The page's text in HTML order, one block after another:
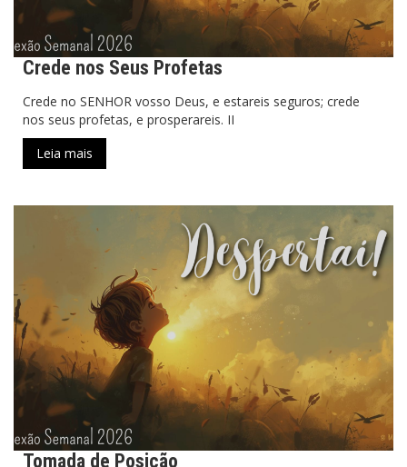
Crede nos Seus Profetas
Crede no SENHOR vosso Deus, e estareis seguros; crede
nos seus profetas, e prosperareis. II
Leia mais
Tomada de Posição